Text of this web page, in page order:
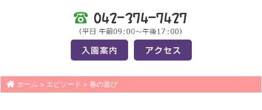
ホーム > エピソード > 春の遊び